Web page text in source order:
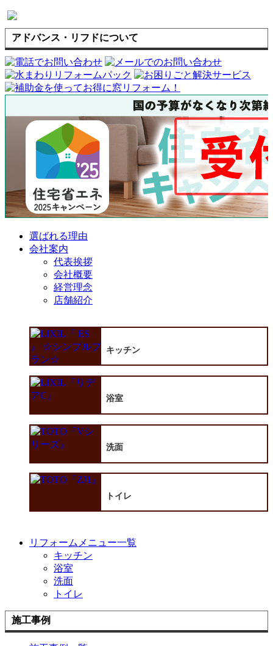
アドバンス・リフドについて
選ばれる理由
会社案内
代表挨拶
会社概要
経営理念
店舗紹介
キッチン
浴室
洗面
トイレ
リフォームメニュー一覧
キッチン
浴室
洗面
トイレ
施工事例